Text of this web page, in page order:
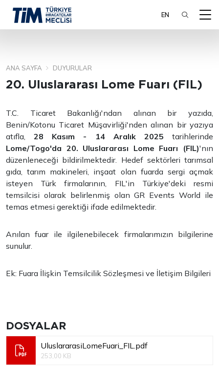
EN
ANA SAYFA DUYURULAR
20. Uluslararası Lome Fuarı (FIL)
T.C. Ticaret Bakanlığı'ndan alınan bir yazıda,
Benin/Kotonu Ticaret Müşavirliği'nden alınan bir yazıya
atıfla,28 Kasım - 14 Aralık 2025tarihlerinde
Lome/Togo'da 20. Uluslararası Lome Fuarı (FIL)'nın
düzenleneceği bildirilmektedir. Hedef sektörleri tarımsal
gıda, tarım makineleri, inşaat olan fuarda sergi açmak
isteyen Türk firmalarının, FIL'in Türkiye'deki resmi
temsilcisi olarak belirlenmiş olan GR Events World ile
temas etmesi gerektiği ifade edilmektedir.
Anılan fuar ile ilgilenebilecek firmalarımızın bilgilerine
sunulur.
Ek: Fuara İlişkin Temsilcilik Sözleşmesi ve İletişim Bilgileri
DOSYALAR
UluslararasiLomeFuari_FIL.pdf
253,00 KB